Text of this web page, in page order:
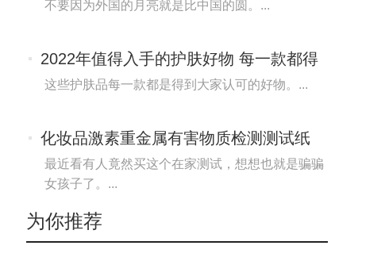
不要因为外国的月亮就是比中国的圆。...
2022年值得入手的护肤好物 每一款都得
到大家的认
这些护肤品每一款都是得到大家认可的好物。...
化妆品激素重金属有害物质检测测试纸
靠谱吗？
最近看有人竟然买这个在家测试，想想也就是骗骗
女孩子了。...
为你推荐